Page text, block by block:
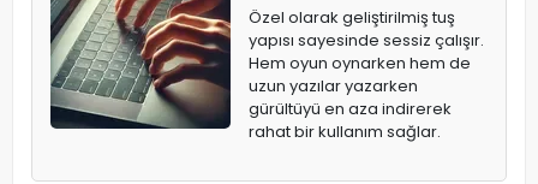
Özel olarak geliştirilmiş tuş
yapısı sayesinde sessiz çalışır.
Hem oyun oynarken hem de
uzun yazılar yazarken
gürültüyü en aza indirerek
rahat bir kullanım sağlar.